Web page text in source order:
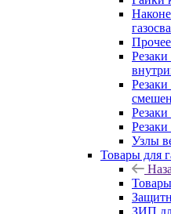
Прочее
Узлы
Товары для
ЗИП